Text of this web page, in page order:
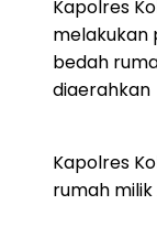
Kapolres
melakukan
bedah
diaerahkan
Kapolres
rumah